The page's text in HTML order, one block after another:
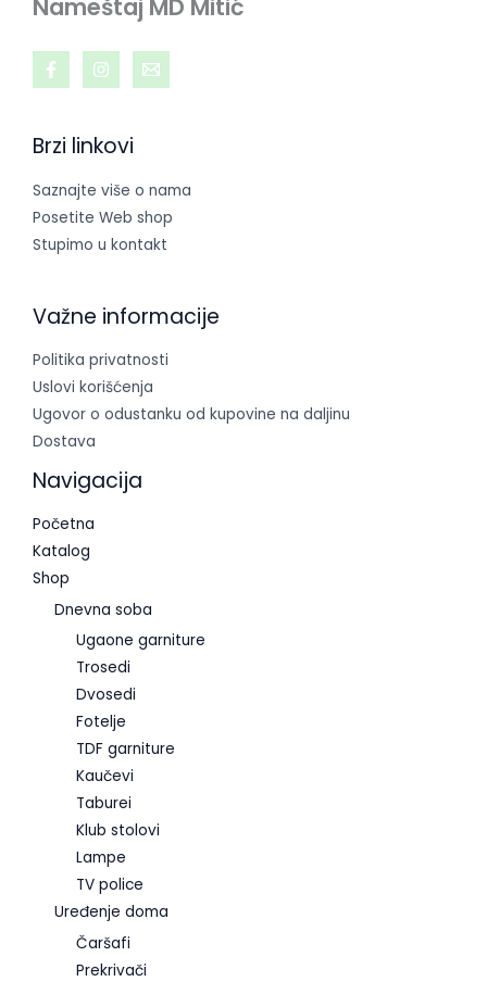
Nameštaj MD Mitić
Brzi linkovi
Saznajte više o nama
Posetite Web shop
Stupimo u kontakt
Važne informacije
Politika privatnosti
Uslovi korišćenja
Ugovor o odustanku od kupovine na daljinu
Dostava
Navigacija
Početna
Katalog
Shop
Dnevna soba
Ugaone garniture
Trosedi
Dvosedi
Fotelje
TDF garniture
Kaučevi
Taburei
Klub stolovi
Lampe
TV police
Uređenje doma
Čaršafi
Prekrivači